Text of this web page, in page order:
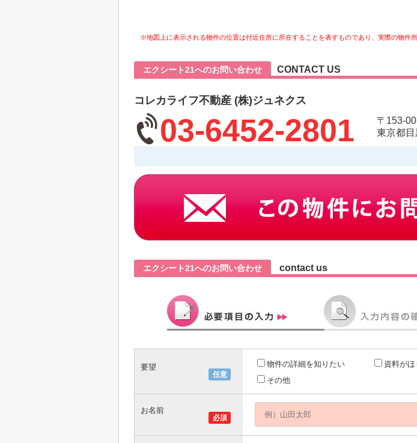
※地図上に表示される物件の位置は付近住所に所在することを表すものであり、実際の物件
エクシート21へのお問い合わせ CONTACT US
コレカライフ不動産 (株)ジュネクス
03-6452-2801
〒153-
東京都
エクシート21へのお問い合わせ contact us
任意
要望 物件の詳細を知りたい 資料がほ
その他
必須
お名前